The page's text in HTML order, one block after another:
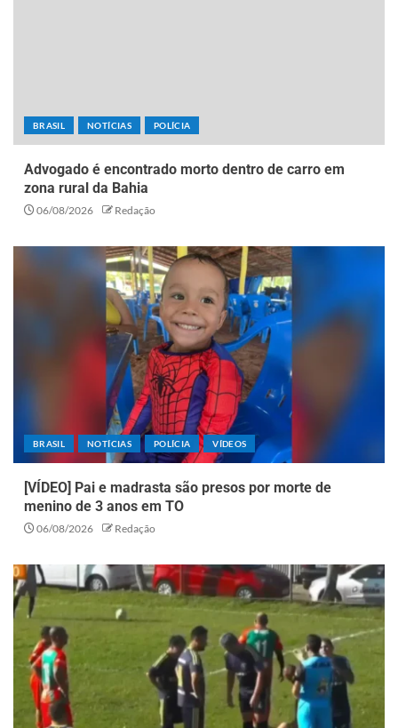
BRASIL NOTÍCIAS POLÍCIA
Advogado é encontrado morto dentro de carro em
zona rural da Bahia
06/08/2026 Redação
BRASIL NOTÍCIAS POLÍCIA VÍDEOS
[VÍDEO] Pai e madrasta são presos por morte de
menino de 3 anos em TO
06/08/2026 Redação